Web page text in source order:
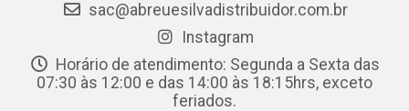
sac@abreuesilvadistribuidor.com.br
Instagram
Horário de atendimento: Segunda a Sexta das
07:30 às 12:00 e das 14:00 às 18:15hrs, exceto
feriados.